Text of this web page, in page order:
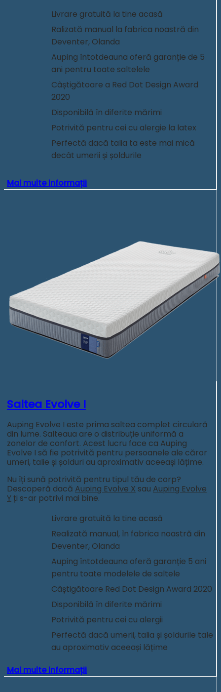
Livrare gratuită la tine acasă
Ralizată manual la fabrica noastră din
Deventer, Olanda
Auping întotdeauna oferă garanție de 5
ani pentru toate saltelele
Câștigătoare a Red Dot Design Award
2020
Disponibilă în diferite mărimi
Potrivită pentru cei cu alergie la latex
Perfectă dacă talia ta este mai mică
decât umerii și șoldurile
Mai multe informații
Saltea Evolve I
Auping Evolve I este prima saltea complet circulară
din lume. Salteaua are o distribuție uniformă a
zonelor de confort. Acest lucru face ca Auping
Evolve I să fie potrivită pentru persoanele ale căror
umeri, talie și șolduri au aproximativ aceeași lățime.
Nu îți sună potrivită pentru tipul tău de corp?
Descoperă dacă Auping Evolve X sau Auping Evolve
Yți s-ar potrivi mai bine.
Livrare gratuită la tine acasă
Realizată manual, în fabrica noastră din
Deventer, Olanda
Auping întotdeauna oferă garanție 5 ani
pentru toate modelele de saltele
Câștigătoare Red Dot Design Award 2020
Disponibilă în diferite mărimi
Potrivită pentru cei cu alergii
Perfectă dacă umerii, talia și șoldurile tale
au aproximativ aceeași lățime
Mai multe informații